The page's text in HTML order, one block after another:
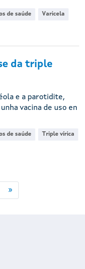
de saúde Varicela
da triple
e a parotidite,
vacina de uso en
de saúde Triple vírica
»